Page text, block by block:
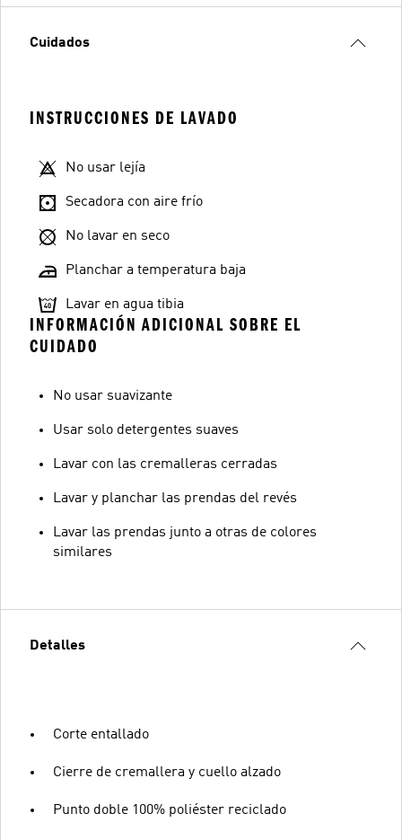
Cuidados
INSTRUCCIONES DE LAVADO
No usar lejía
Secadora con aire frío
No lavar en seco
Planchar a temperatura baja
Lavar en agua tibia
INFORMACIÓN ADICIONAL SOBRE EL
CUIDADO
No usar suavizante
Usar solo detergentes suaves
Lavar con las cremalleras cerradas
Lavar y planchar las prendas del revés
Lavar las prendas junto a otras de colores
similares
Detalles
Corte entallado
Cierre de cremallera y cuello alzado
Punto doble 100% poliéster reciclado